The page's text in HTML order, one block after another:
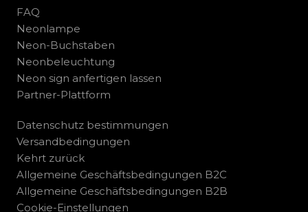
FAQ
Neonlampe
Neon-Buchstaben
Neonbeleuchtung
Neon sign anfertigen lassen
Partner-Plattform
Datenschutz bestimmungen
Versandbedingungen
Kehrt zurück
Allgemeine Geschäftsbedingungen B2C
Allgemeine Geschäftsbedingungen B2B
Cookie-Einstellungen